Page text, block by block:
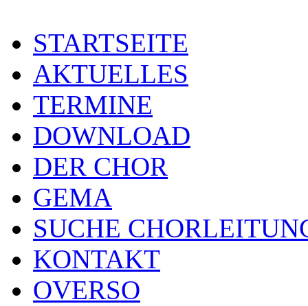
STARTSEITE
AKTUELLES
TERMINE
DOWNLOAD
DER CHOR
GEMA
SUCHE
KONTAKT
OVERSO